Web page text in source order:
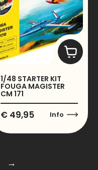
1/48 STARTER KIT
FOUGA MAGISTER
CM 171
€ 49,95 Info
→